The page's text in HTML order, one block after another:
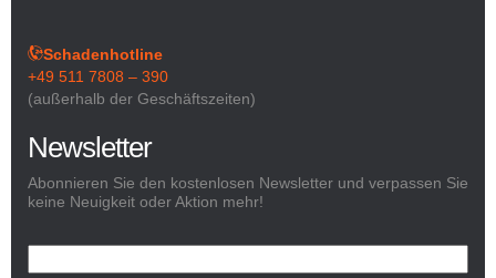
Schadenhotline
+49 511 7808 – 390
(außerhalb der Geschäftszeiten)
Newsletter
Abonnieren Sie den kostenlosen Newsletter und verpassen Sie
keine Neuigkeit oder Aktion mehr!